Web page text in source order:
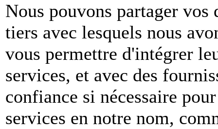
Nous pouvons partager vos
tiers avec lesquels nous
vous permettre d'intégrer
services, et avec des
confiance si nécessaire
services en notre nom,